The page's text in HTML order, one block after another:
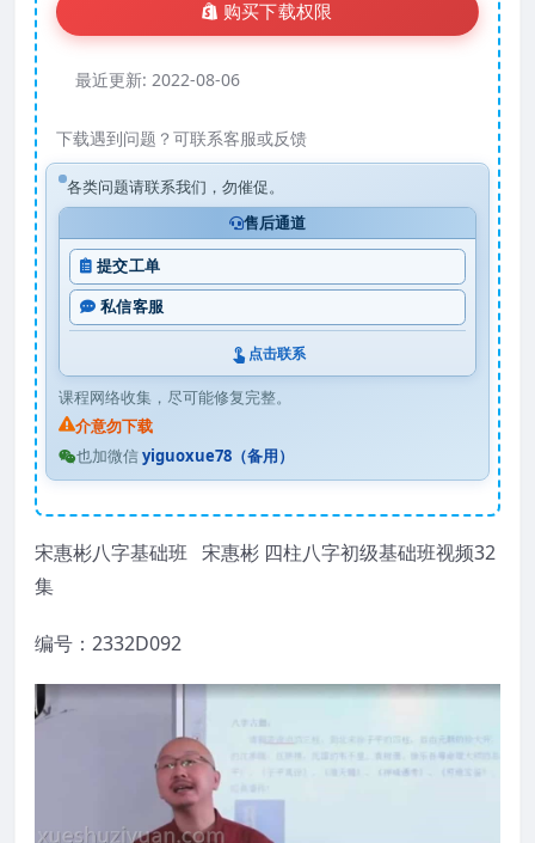
购买下载权限
最近更新: 2022-08-06
下载遇到问题？可联系客服或反馈
各类问题请联系我们，勿催促。
售后通道
提交工单
私信客服
点击联系
课程网络收集，尽可能修复完整。
介意勿下载
也加微信yiguoxue78（备用）
宋惠彬八字基础班 宋惠彬 四柱八字初级基础班视频32
集
编号：2332D092